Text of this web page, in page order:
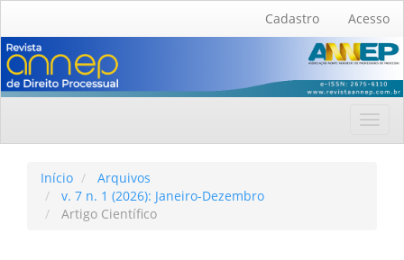
Conteúdo
principal
Barra
Lateral
Cadastro Acesso
Início
Arquivos
v. 7 n. 1 (2026): Janeiro-Dezembro
Artigo Científico